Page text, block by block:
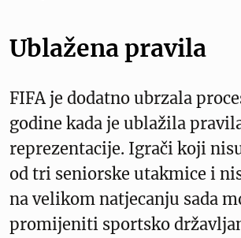
Ublažena pravila
FIFA je dodatno ubrzala
godine kada je ublažila
reprezentacije. Igrači koji
od tri seniorske utakmice i
na velikom natjecanju sada
promijeniti sportsko